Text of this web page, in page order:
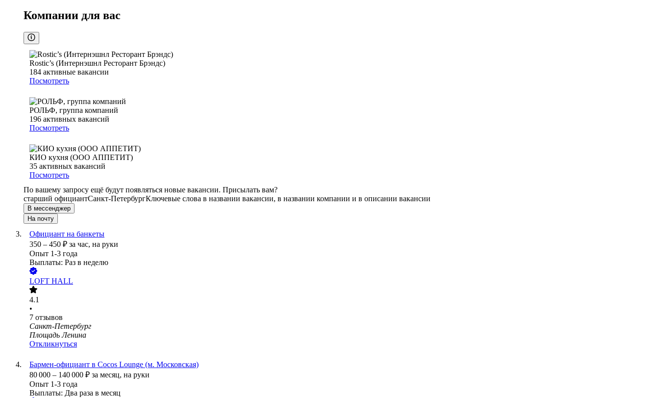
Компании для вас
Rostic’s (Интернэшнл Ресторант Брэндс)
184 активные вакансии
Посмотреть
РОЛЬФ, группа компаний
196 активных вакансий
Посмотреть
КИО кухня (ООО АППЕТИТ)
35 активных вакансий
Посмотреть
По вашему запросу ещё будут появляться новые вакансии. Присылать вам?
старший официантСанкт-ПетербургКлючевые слова в названии вакансии, в названии компании и в описании вакансии
В мессенджер
На почту
Официант на банкеты
350 – 450 ₽ за час, на руки
Опыт 1-3 года
Выплаты: Раз в неделю
LOFT HALL
4.1
•
7 отзывов
Санкт-Петербург
Площадь Ленина
Откликнуться
Бармен-официант в Cocos Lounge (м. Московская)
80 000 – 140 000 ₽ за месяц, на руки
Опыт 1-3 года
Выплаты: Два раза в месяц